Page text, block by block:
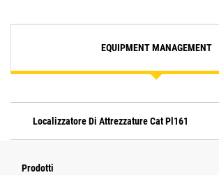
EQUIPMENT MANAGEMENT
Localizzatore Di Attrezzature Cat Pl161
Prodotti